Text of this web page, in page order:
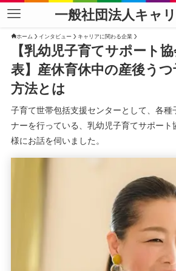
一般社団法人キャ
ホーム インタビュー キャリアに関わる企業
【乳幼児子育てサポート
表】産休育休中の産後う
方法とは
子育て世帯包括支援センターとして、各種
ナーを行っている、乳幼児子育てサポー
様にお話を伺いました。